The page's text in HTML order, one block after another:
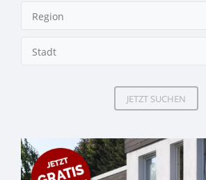
Region
Stadt
JETZT SUCHEN